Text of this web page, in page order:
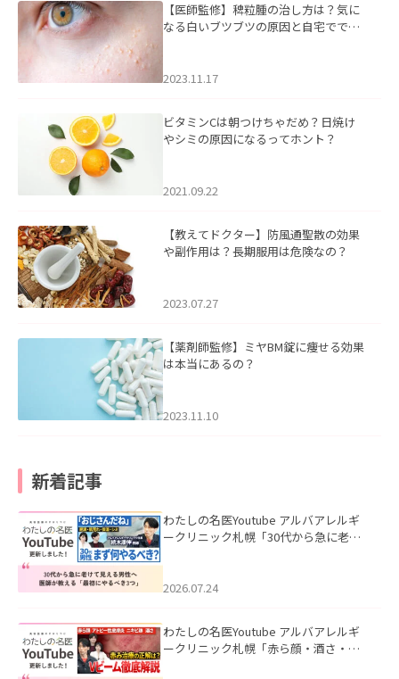
【医師監修】稗粒腫の治し方は？気に
なる白いブツブツの原因と自宅ででき
2023.11.17
ビタミンCは朝つけちゃだめ？日焼け
やシミの原因になるってホント？
2021.09.22
【教えてドクター】防風通聖散の効果
や副作用は？長期服用は危険なの？
2023.07.27
【薬剤師監修】ミヤBM錠に痩せる効果
は本当にあるの？
2023.11.10
新着記事
わたしの名医Youtube アルバアレルギ
ークリニック札幌「30代から急に老け
た。
2026.07.24
わたしの名医Youtube アルバアレルギ
ークリニック札幌「赤ら顔・酒さ・ニ